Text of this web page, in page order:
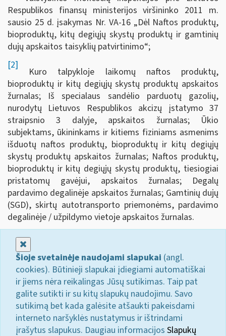
Respublikos finansų ministerijos viršininko 2011 m.
sausio 25 d. įsakymas Nr. VA-16 „Dėl Naftos produktų,
bioproduktų, kitų degiųjų skystų produktų ir gamtinių
dujų apskaitos taisyklių patvirtinimo“;
[2]
Kuro talpykloje laikomų naftos produktų,
bioproduktų ir kitų degiųjų skystų produktų apskaitos
žurnalas; Iš specialaus sandėlio parduotų gazolių,
nurodytų Lietuvos Respublikos akcizų įstatymo 37
straipsnio 3 dalyje, apskaitos žurnalas; Ūkio
subjektams, ūkininkams ir kitiems fiziniams asmenims
išduotų naftos produktų, bioproduktų ir kitų degiųjų
skystų produktų apskaitos žurnalas; Naftos produktų,
bioproduktų ir kitų degiųjų skystų produktų, tiesiogiai
pristatomų gavėjui, apskaitos žurnalas; Degalų
pardavimo degalinėje apskaitos žurnalas; Gamtinių dujų
(SGD), skirtų autotransporto priemonėms, pardavimo
degalinėje / užpildymo vietoje apskaitos žurnalas.
Šioje svetainėje naudojami slapukai (angl.
cookies). Būtinieji slapukai įdiegiami automatiškai
ir jiems nėra reikalingas Jūsų sutikimas. Taip pat
galite sutikti ir su kitų slapukų naudojimu. Savo
sutikimą bet kada galėsite atšaukti pakeisdami
interneto naršyklės nustatymus ir ištrindami
įrašytus slapukus. Daugiau informacijos Slapukų